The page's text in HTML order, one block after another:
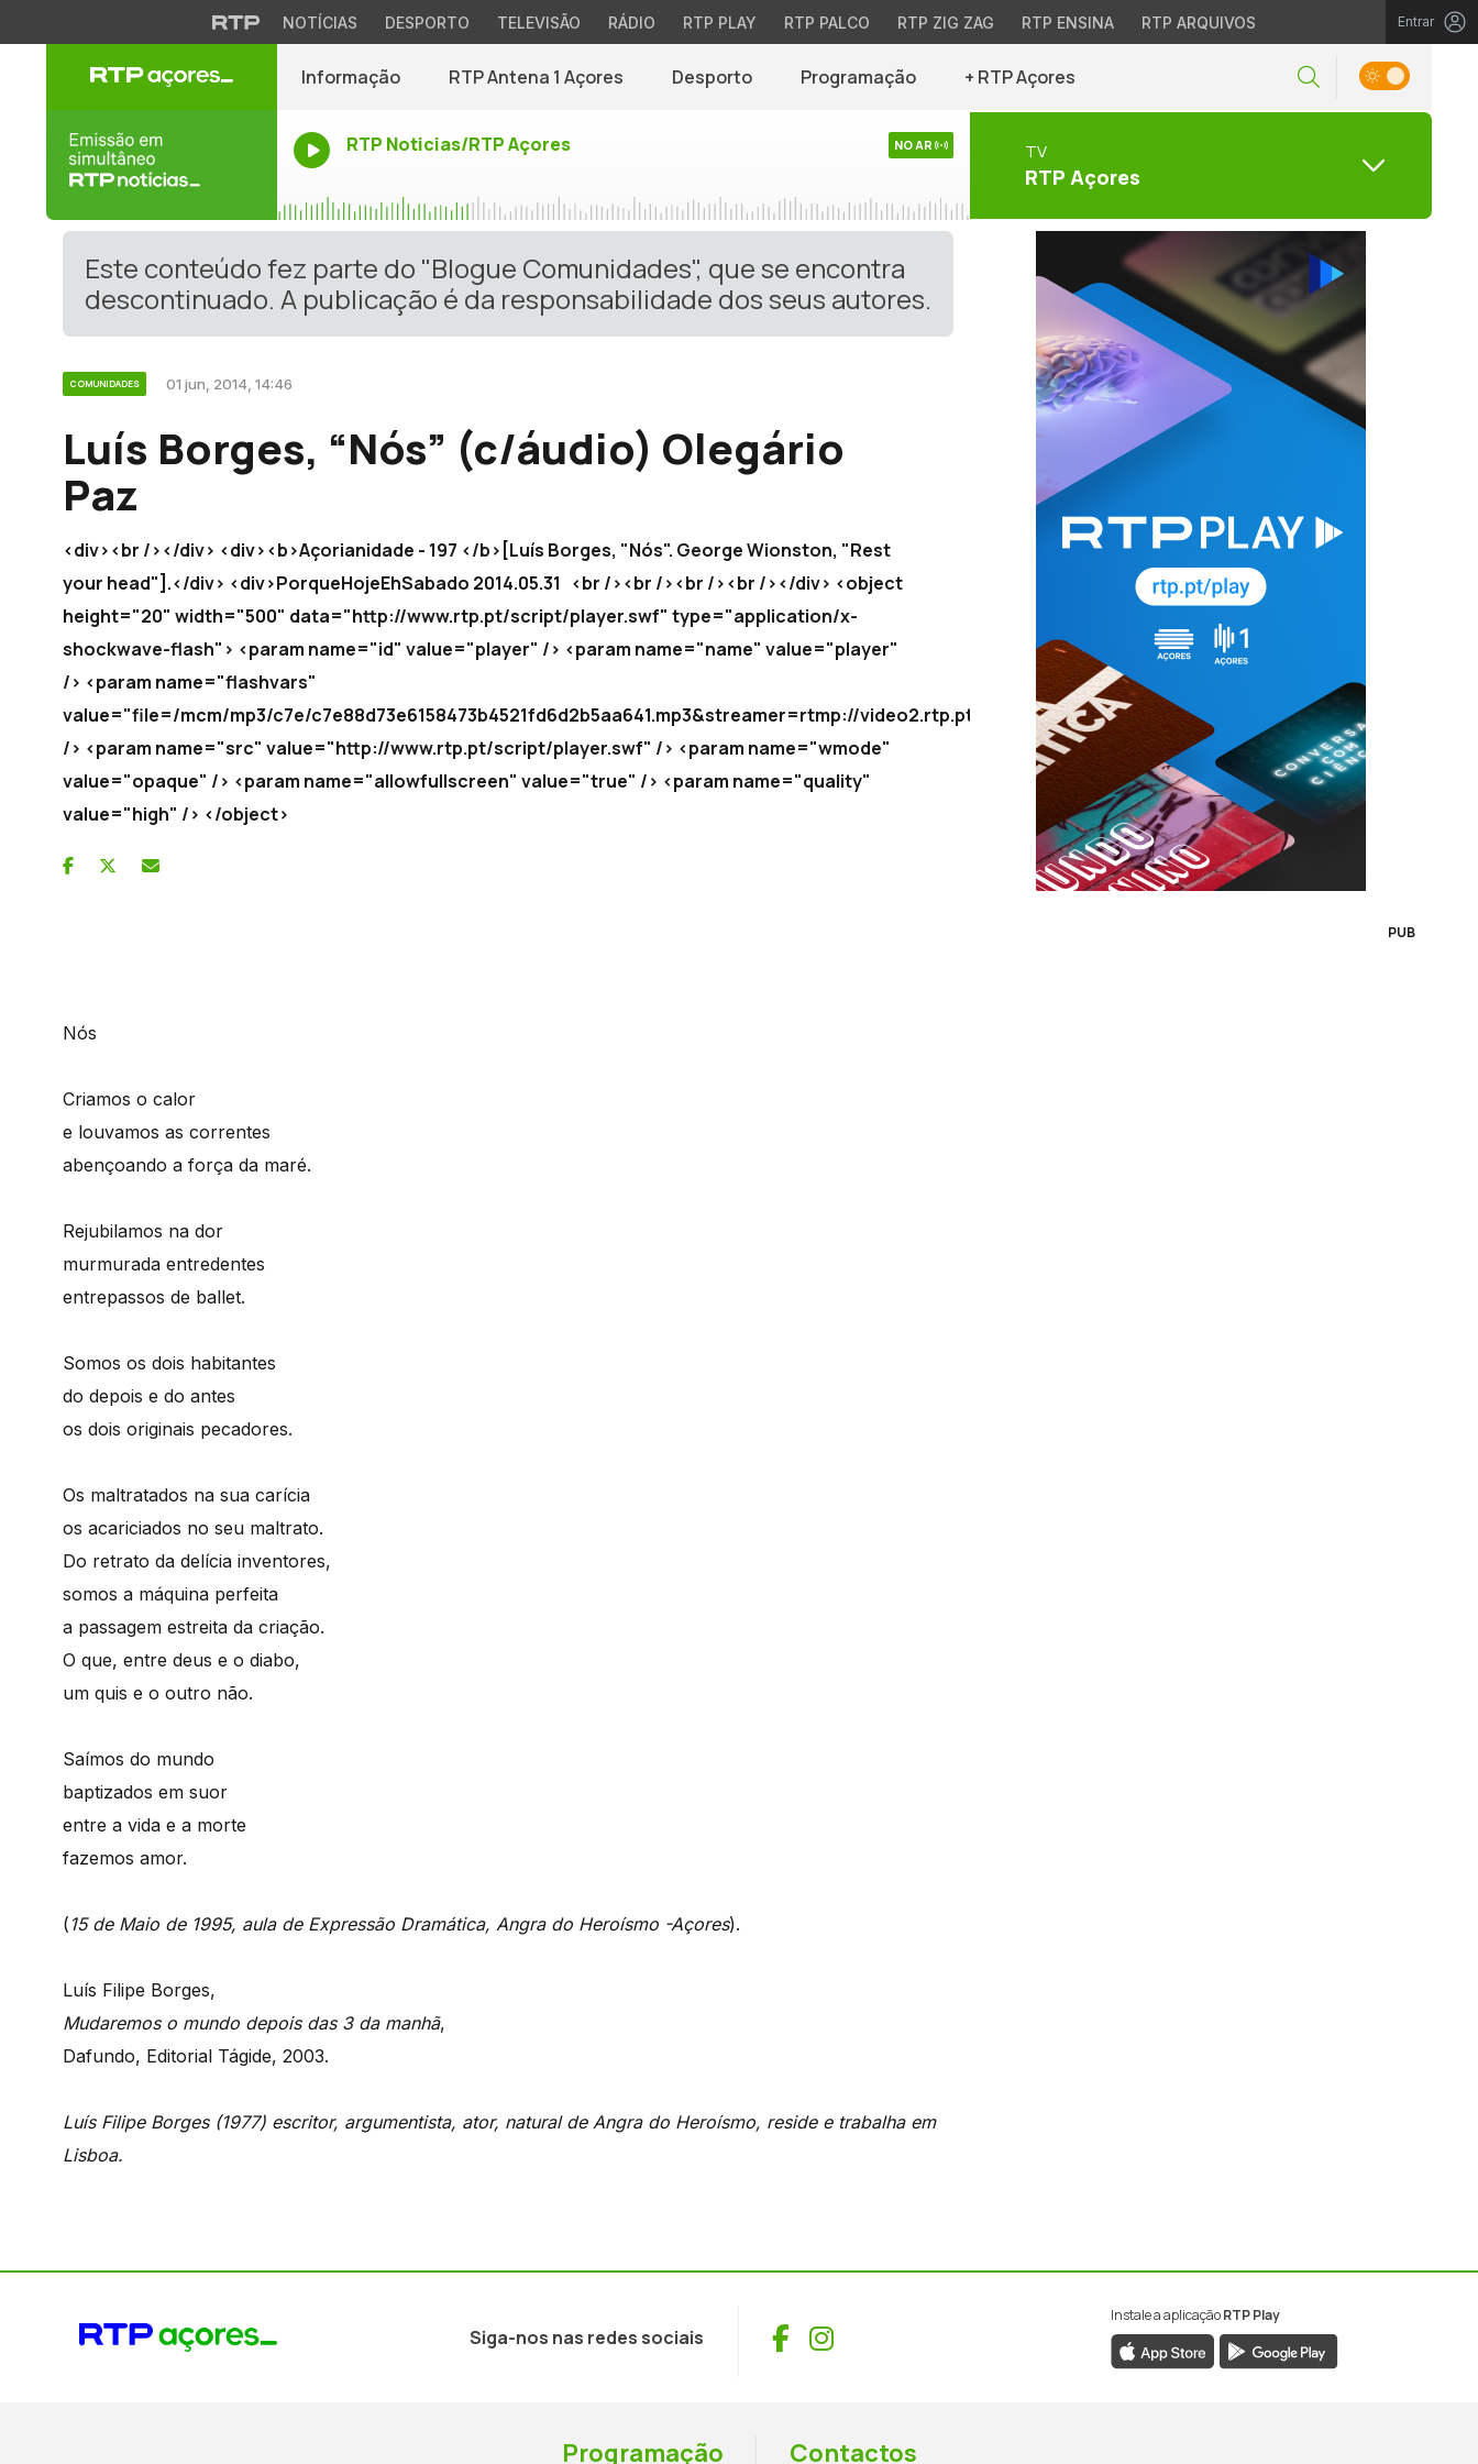
NOTÍCIAS DESPORTO TELEVISÃO RÁDIO RTP PLAY RTP PALCO RTP ZIG ZAG RTP ENSINA RTP ARQUIVOS Entrar
Informação RTP Antena 1 Açores Desporto Programação + RTP Açores
RTP Noticias/RTP Açores NO AR TV
RTP Açores
Este conteúdo fez parte do "Blogue Comunidades", que se encontra
descontinuado. A publicação é da responsabilidade dos seus autores.
COMUNIDADES 01 jun, 2014, 14:46
Luís Borges, “Nós” (c/áudio) Olegário
Paz
<div><br /></div> <div><b>Açorianidade - 197 </b>[Luís Borges, "Nós". George Wionston, "Rest
your head"].</div> <div>PorqueHojeEhSabado 2014.05.31 <br /><br /><br /><br /></div> <object
height="20" width="500" data="http://www.rtp.pt/script/player.swf" type="application/x-
shockwave-flash"> <param name="id" value="player" /> <param name="name" value="player"
/> <param name="flashvars"
value="file=/mcm/mp3/c7e/c7e88d73e6158473b4521fd6d2b5aa641.mp3&streamer=rtmp://video2.rtp.pt/flv/RTPFiles&tracecall=printTrace&"
/> <param name="src" value="http://www.rtp.pt/script/player.swf" /> <param name="wmode"
value="opaque" /> <param name="allowfullscreen" value="true" /> <param name="quality"
value="high" /> </object>
Nós
Criamos o calor
e louvamos as correntes
abençoando a força da maré.
Rejubilamos na dor
murmurada entredentes
entrepassos de ballet.
Somos os dois habitantes
do depois e do antes
os dois originais pecadores.
Os maltratados na sua carícia
os acariciados no seu maltrato.
Do retrato da delícia inventores,
somos a máquina perfeita
a passagem estreita da criação.
O que, entre deus e o diabo,
um quis e o outro não.
Saímos do mundo
baptizados em suor
entre a vida e a morte
fazemos amor.
( 15 de Maio de 1995, aula de Expressão Dramática, Angra do Heroísmo -Açores).
Luís Filipe Borges,
Mudaremos o mundo depois das 3 da manhã,
Dafundo, Editorial Tágide, 2003.
Luís Filipe Borges (1977) escritor, argumentista, ator, natural de Angra do Heroísmo, reside e trabalha em
Lisboa.
PUB
Siga-nos nas redes sociais Facebook
Instagram
Instale a aplicaçãoRTP Play
Programação Contactos